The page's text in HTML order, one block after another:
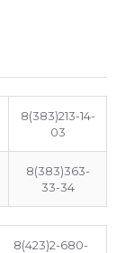
8(383)213-14-
03
8(383)363-
33-34
8(423)2-680-